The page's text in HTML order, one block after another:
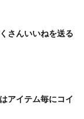
さんいいねを送る
アイテム毎にコイ